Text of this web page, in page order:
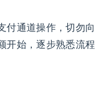
付通道操作，切勿向
开始，逐步熟悉流程